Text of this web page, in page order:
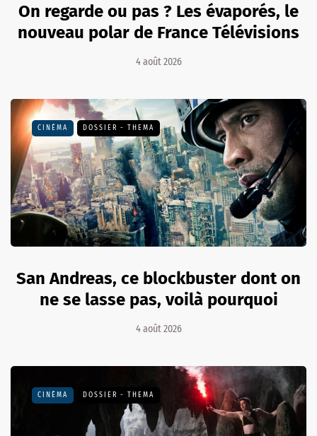
On regarde ou pas ? Les évaporés, le
nouveau polar de France Télévisions
4 août 2026
CINÉMA DOSSIER - THEMA
San Andreas, ce blockbuster dont on
ne se lasse pas, voilà pourquoi
4 août 2026
CINÉMA DOSSIER - THEMA